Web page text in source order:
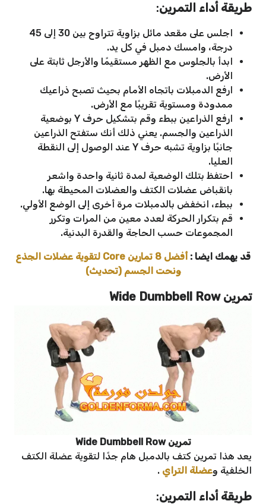
طريقة أداء التمرين:
اجلس على مقعد مائل بزاوية تتراوح بين 30 إلى 45
درجة، وامسك دمبل في كل يد.
ابدأ بالجلوس مع الظهر مستقيمًا والأرجل ثابتة على
الأرض.
ارفع الدمبلات باتجاه الأمام بحيث تصبح ذراعيك
ممدودة ومستوية تقريبًا مع الأرض.
ارفع الذراعين ببطء وقم بتشكيل حرف Y بوضعية
الذراعين والجسم. يعني ذلك أنك ستفتح الذراعين
جانبًا بزاوية تشبه حرف Y عند الوصول إلى النقطة
العليا.
احتفظ بتلك الوضعية لمدة ثانية واحدة واشعر
بانقباض عضلات الكتف والعضلات المحيطة بها.
ببطء، انخفض بالدمبلات مرة أخرى إلى الوضع الأولي.
قم بتكرار الحركة لعدد معين من المرات وتكرر
المجموعات حسب الحاجة والقدرة البدنية.
قد يهمك ايضا :
أفضل 8 تمارين Core لتقوية عضلات الجذع
ونحت الجسم (تحديث)
تمرينWide Dumbbell Row
تمرين Wide Dumbbell Row
يعد هذا تمرين كتف بالدمبل هام جدًا لتقوية عضلة الكتف
الخلفية وعضلة التراي .
طريقة أداء التمرين: